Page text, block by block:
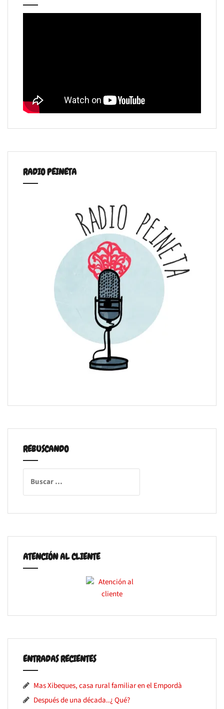
RADIO PEINETA
REBUSCANDO
ATENCIÓN AL CLIENTE
ENTRADAS RECIENTES
Mas Xibeques, casa rural familiar en el Empordà
Después de una década..¿ Qué?